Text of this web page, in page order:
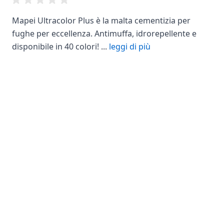
Mapei Ultracolor Plus è la malta cementizia per
fughe per eccellenza. Antimuffa, idrorepellente e
disponibile in 40 colori! ... leggi di più